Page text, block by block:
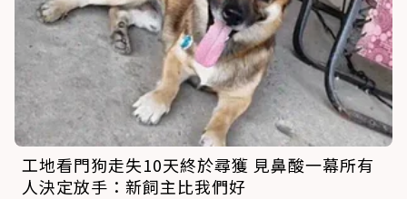
工地看門狗走失10天終於尋獲 見鼻酸一幕所有
人決定放手：新飼主比我們好